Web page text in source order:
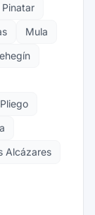
Mula
Pliego
Alcázares